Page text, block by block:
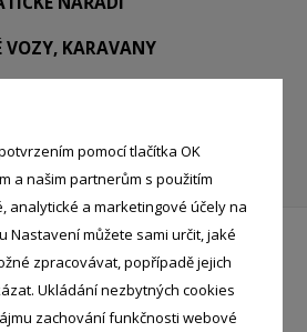
pomocí tlačítka OK
a našim partnerům s použitím
analytické a marketingové účely na
Nastavení můžete sami určit, jaké
zpracovávat, popřípadě jejich
Ukládání nezbytných cookies
zachování funkčnosti webové
VOZY, KARAVANY
K + M spol. s r.